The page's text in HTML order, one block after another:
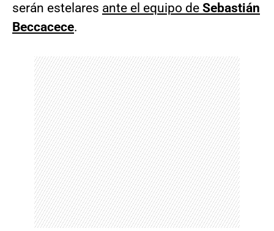
serán estelares ante el equipo de Sebastián
Beccacece.